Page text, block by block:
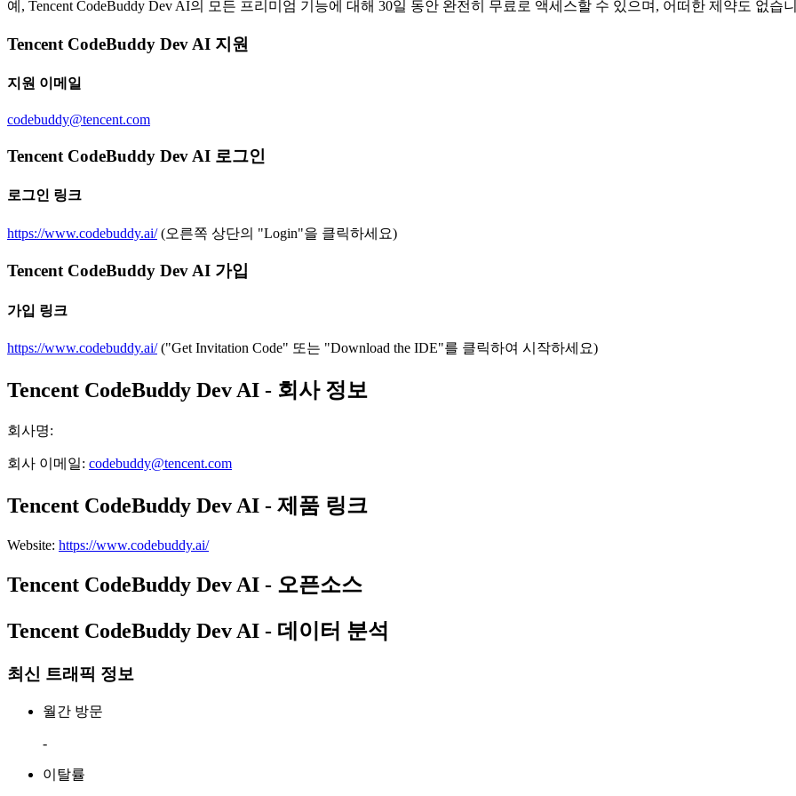
예, Tencent CodeBuddy Dev AI의 모든 프리미엄 기능에 대해 30일 동안 완전히 무료로 액세스할 수 있으며, 어떠한 제약도 없습
Tencent CodeBuddy Dev AI 지원
지원 이메일
codebuddy@tencent.com
Tencent CodeBuddy Dev AI 로그인
로그인 링크
https://www.codebuddy.ai/(오른쪽 상단의 "Login"을 클릭하세요)
Tencent CodeBuddy Dev AI 가입
가입 링크
https://www.codebuddy.ai/("Get Invitation Code" 또는 "Download the IDE"를 클릭하여 시작하세요)
Tencent CodeBuddy Dev AI - 회사 정보
회사명:
회사 이메일: codebuddy@tencent.com
Tencent CodeBuddy Dev AI - 제품 링크
Website: https://www.codebuddy.ai/
Tencent CodeBuddy Dev AI - 오픈소스
Tencent CodeBuddy Dev AI - 데이터 분석
최신 트래픽 정보
월간 방문
-
이탈률